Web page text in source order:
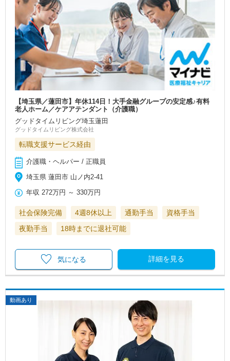
【埼玉県／蓮田市】年休114日！大手金融グループの安定感♪有料
老人ホーム／ケアアテンダント（介護職）
グッドタイムリビング埼玉蓮田
グッドタイムリビング株式会社
転職支援サービス経由
介護職・ヘルパー / 正職員
埼玉県 蓮田市 山ノ内2-41
年収 272万円 ～330万円
社会保険完備 4週8休以上 通勤手当
資格手当
夜勤手当
18時までに退社可能
詳細を見る
気になる
動画あり